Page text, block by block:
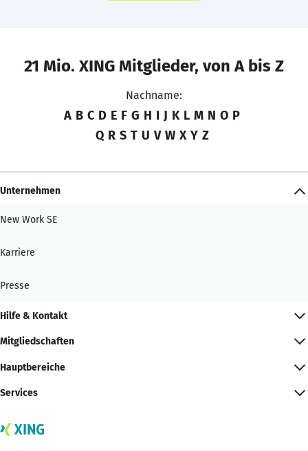
21 Mio. XING Mitglieder, von A bis Z
Nachname:
A B C D E F G H I J K L M N O P
Q R S T U V W X Y Z
Unternehmen
New Work SE
Karriere
Presse
Hilfe & Kontakt
Mitgliedschaften
Hauptbereiche
Services